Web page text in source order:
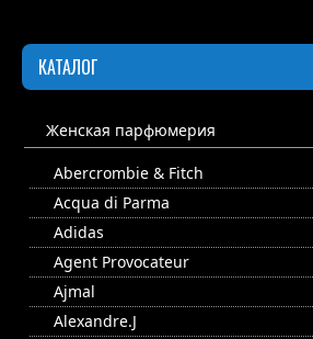
КАТАЛОГ
Женская парфюмерия
Abercrombie & Fitch
Acqua di Parma
Adidas
Agent Provocateur
Ajmal
Alexandre.J